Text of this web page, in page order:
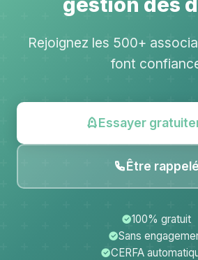
Rejoignez les 500+
font
Essayer
Être rappelé
100% gratuit
Sans
CERFA